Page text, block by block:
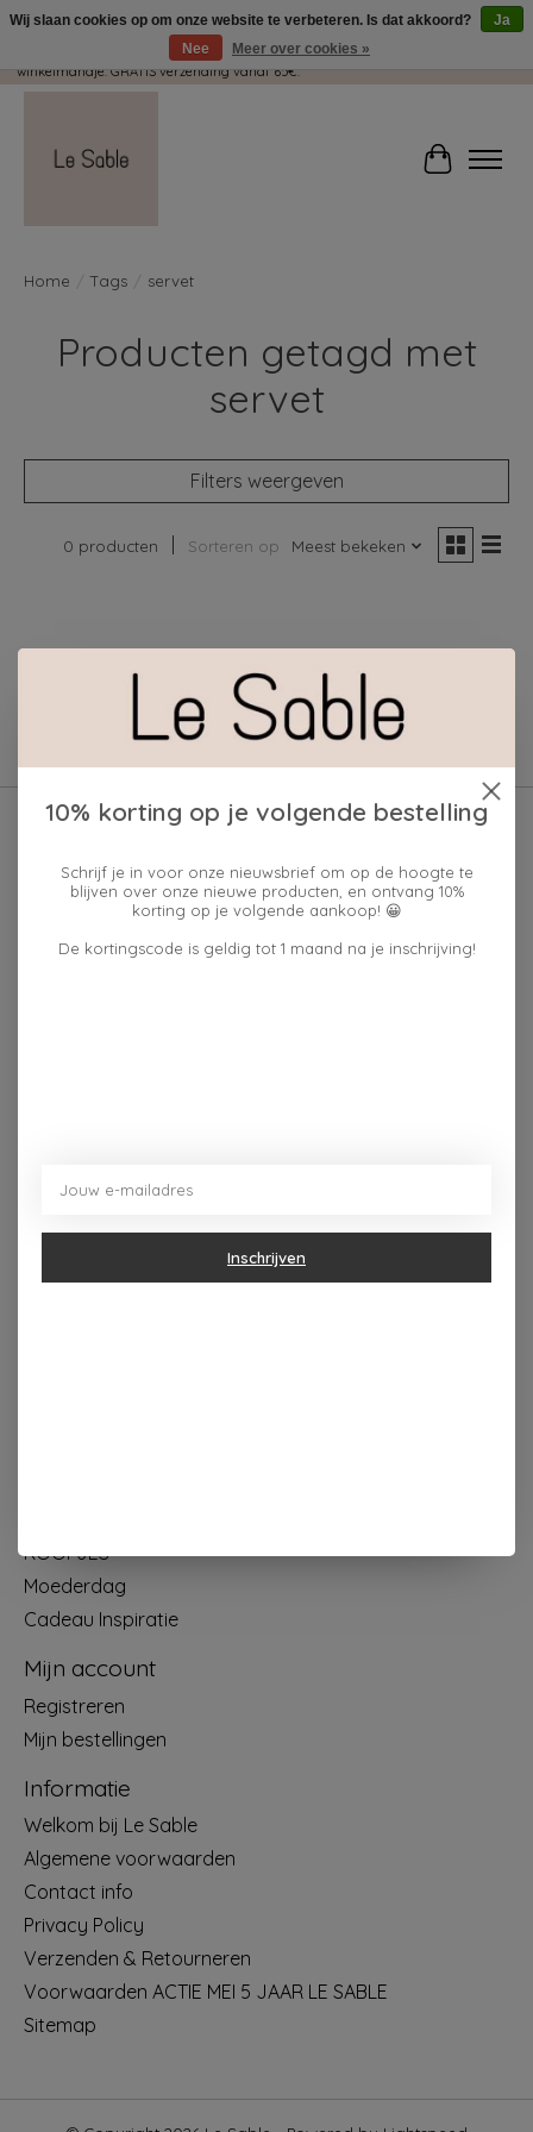
Wij pakken met plezier jouw kadootjes GRATIS in! Duid dit zeker aan in je
winkelmandje. GRATIS verzending vanaf 65€.
Home Tags servet
Producten getagd met
servet
Filters weergeven
0 producten Sorteren op Meest bekeken
Geen producten gevonden!
zaterdag 10u - 17u ---zondag maandag gesloten
Categorieën
KOOPJES
Moederdag
Cadeau Inspiratie
Mijn account
Registreren
Mijn bestellingen
Informatie
Welkom bij Le Sable
Algemene voorwaarden
Contact info
Privacy Policy
Verzenden & Retourneren
Voorwaarden ACTIE MEI 5 JAAR LE SABLE
Sitemap
Wij slaan cookies op om onze website te verbeteren. Is dat akkoord?
Ja
Nee
Meer over cookies »
10% korting op je volgende bestelling
Schrijf je in voor onze nieuwsbrief om op de hoogte te
blijven over onze nieuwe producten, en ontvang 10%
korting op je volgende aankoop! 😀
De kortingscode is geldig tot 1 maand na je inschrijving!
Inschrijven